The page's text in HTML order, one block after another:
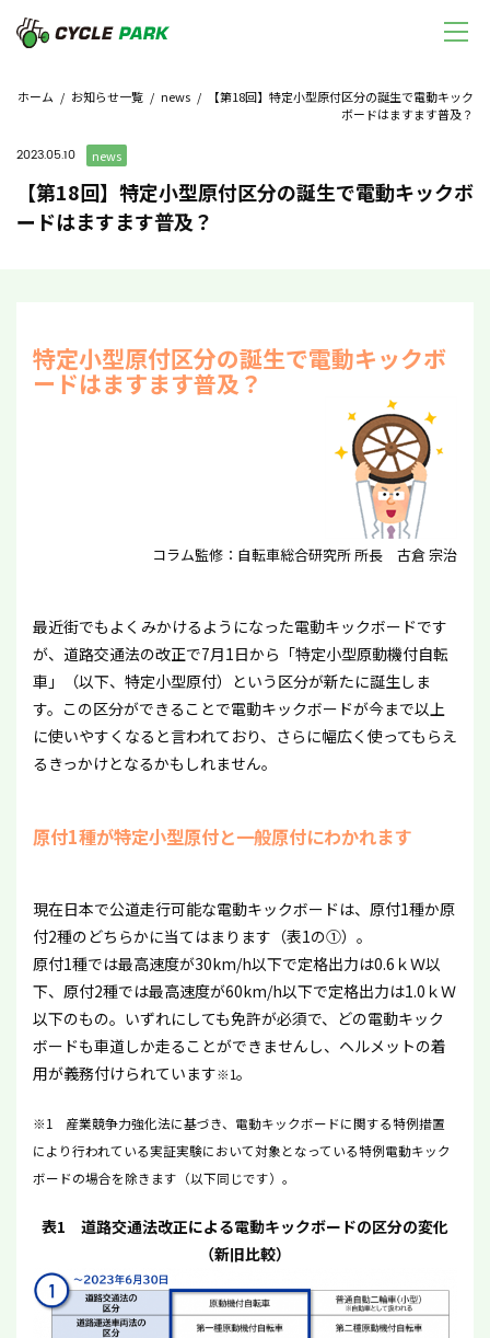
ホーム / お知らせ一覧 / news / 【第18回】特定小型原付区分の誕生で電動キック
ボードはますます普及？
2023.05.10 news
【第18回】特定小型原付区分の誕生で電動キックボ
ードはますます普及？
特定小型原付区分の誕生で電動キックボ
ードはますます普及？
コラム監修：自転車総合研究所 所長 古倉 宗治
最近街でもよくみかけるようになった電動キックボードです
が、道路交通法の改正で7月1日から「特定小型原動機付自転
車」（以下、特定小型原付）という区分が新たに誕生しま
す。この区分ができることで電動キックボードが今まで以上
に使いやすくなると言われており、さらに幅広く使ってもらえ
るきっかけとなるかもしれません。
原付1種が特定小型原付と一般原付にわかれます
現在日本で公道走行可能な電動キックボードは、原付1種か原
付2種のどちらかに当てはまります（表1の①）。
原付1種では最高速度が30km/h以下で定格出力は0.6ｋＷ以
下、原付2種では最高速度が60km/h以下で定格出力は1.0ｋＷ
以下のもの。いずれにしても免許が必須で、どの電動キック
ボードも車道しか走ることができませんし、ヘルメットの着
用が義務付けられています※1。
※1 産業競争力強化法に基づき、電動キックボードに関する特例措置
により行われている実証実験において対象となっている特例電動キック
ボードの場合を除きます（以下同じです）。
表1 道路交通法改正による電動キックボードの区分の変化
（新旧比較）